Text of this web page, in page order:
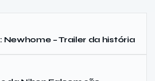
Newhome – Trailer da história